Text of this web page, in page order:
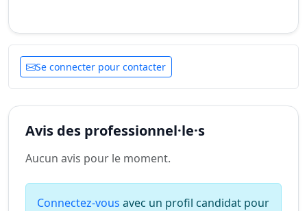
Se connecter pour contacter
Avis des professionnel·le·s
Aucun avis pour le moment.
Connectez-vous avec un profil candidat pour